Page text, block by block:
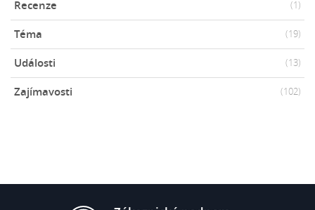
Recenze (1)
Téma (19)
Události (13)
Zajímavosti (102)